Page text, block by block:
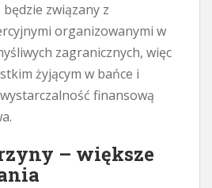
związany z
organizowanymi w
zagranicznych, więc
żyjącym w bańce i
finansową
– większe